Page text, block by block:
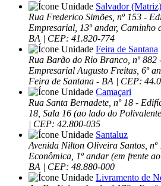
Salvador (Matriz)
Rua Frederico Simões, nº 153 -
Empresarial, 13º andar, Caminho
BA | CEP: 41.820-774
Feira de Santana
Rua Barão do Rio Branco, nº 882
Empresarial Augusto Freitas, 6º
Feira de Santana - BA | CEP:
Camaçari
Rua Santa Bernadete, nº 18 -
18, Sala 16 (ao lado do
| CEP: 42.800-035
Santaluz
Avenida Nilton Oliveira Santos,
Econômica, 1º andar (em frente
BA | CEP: 48.880-000
Livramento de